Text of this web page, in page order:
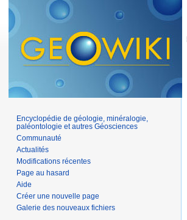
Encyclopédie de géologie, minéralogie,
paléontologie et autres Géosciences
Communauté
Actualités
Modifications récentes
Page au hasard
Aide
Créer une nouvelle page
Galerie des nouveaux fichiers